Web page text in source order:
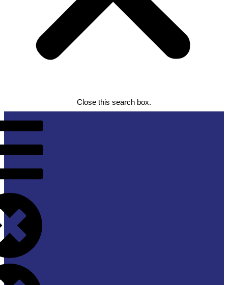
Close this search box.